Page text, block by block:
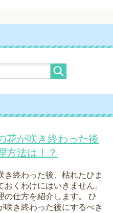
花が咲き終わった後
方法は！？
き終わった後、枯れたひま
おくわけにはいきません。
の仕方を紹介します。 ひ
咲き終わった後にするべき